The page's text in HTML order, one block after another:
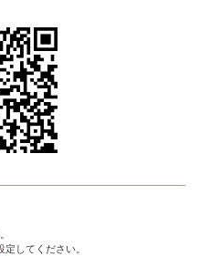
してください。